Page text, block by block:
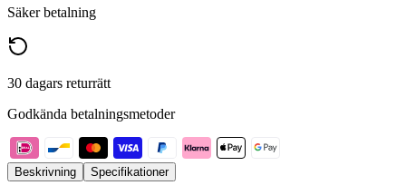
Säker betalning
30 dagars returrätt
Godkända betalningsmetoder
Beskrivning Specifikationer